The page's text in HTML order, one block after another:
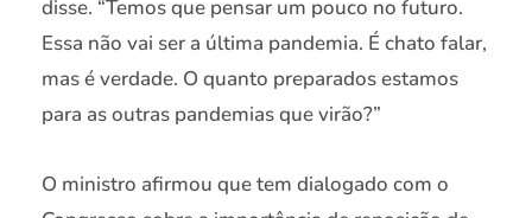
disse. “Temos que pensar um pouco no futuro.
Essa não vai ser a última pandemia. É chato falar,
mas é verdade. O quanto preparados estamos
para as outras pandemias que virão?”
O ministro afirmou que tem dialogado com o